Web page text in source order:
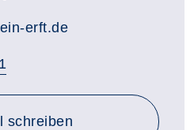
erft.de
schreiben